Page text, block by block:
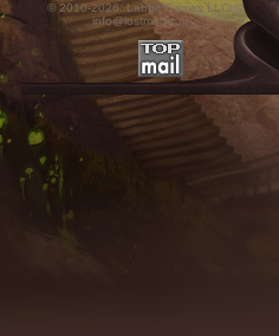
© 2010-2026. Labbit Games LLC.
info@lostmagic.ru